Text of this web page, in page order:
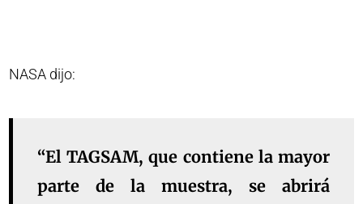
NASA dijo:
“El TAGSAM, que contiene la mayor
parte de la muestra, se abrirá